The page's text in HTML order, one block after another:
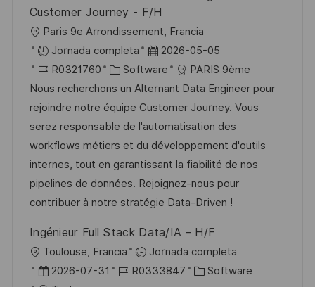
l
a
c
ó
Customer Journey - F/H
U
b
c
a
c
i
ó
n
Paris 9e Arrondissement, Francia
Jornada completa
F
e
c
h
a
d
e
p
u
l
c
2026-05-05
I
D
d
e
e
m
p
l
o
R0321760
C
a
t
e
g
o
r
í
Software
PARIS 9ème
Nous recherchons un Alternant Data Engineer pour
rejoindre notre équipe Customer Journey. Vous
serez responsable de l'automatisation des
workflows métiers et du développement d'outils
internes, tout en garantissant la fiabilité de nos
pipelines de données. Rejoignez-nous pour
contribuer à notre stratégie Data-Driven !
Ingénieur Full Stack Data/IA – H/F
U
b
Toulouse, Francia
Jornada completa
F
2026-07-31
I
R0333847
C Software